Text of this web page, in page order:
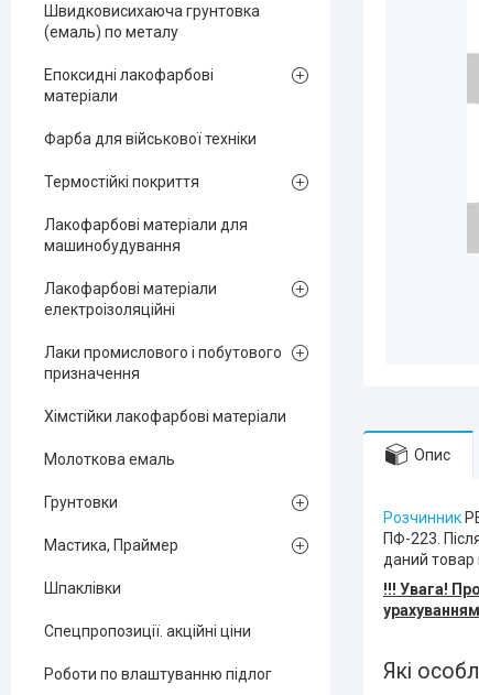
Опис
Розчинник
ПФ-223.
даний товар
!!! Увага!
Які
Швидковисихаюча грунтовка
(емаль) по металу
Епоксидні лакофарбові
матеріали
Фарба для військової техніки
Термостійкі покриття
Лакофарбові матеріали для
машинобудування
Лакофарбові матеріали
електроізоляційні
Лаки промислового і побутового
призначення
Хімстійки лакофарбові матеріали
Молоткова емаль
Грунтовки
Мастика, Праймер
Шпаклівки
Спецпропозиції. акційні ціни
Роботи по влаштуванню підлог